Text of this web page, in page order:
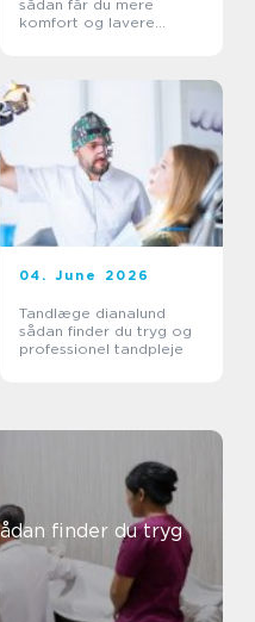
sådan får du mere
komfort og lavere
04. June 2026
Tandlæge dianalund
sådan finder du tryg og
professionel tandpleje